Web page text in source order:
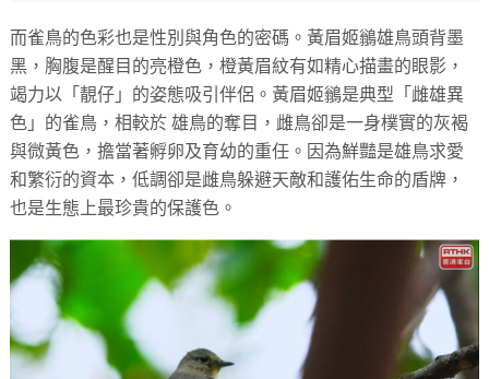
而雀鳥的色彩也是性別與角色的密碼。黃眉姬鶲雄鳥頭背墨
黑，胸腹是醒目的亮橙色，橙黃眉紋有如精心描畫的眼影，
竭力以「靚仔」的姿態吸引伴侶。黃眉姬鶲是典型「雌雄異
色」的雀鳥，相較於 雄鳥的奪目，雌鳥卻是一身樸實的灰褐
與微黃色，擔當著孵卵及育幼的重任。因為鮮豔是雄鳥求愛
和繁衍的資本，低調卻是雌鳥躲避天敵和護佑生命的盾牌，
也是生態上最珍貴的保護色。